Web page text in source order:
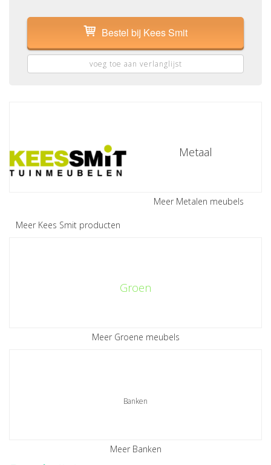
Bestel bij Kees Smit
voeg toe aan verlanglijst
Meer Kees Smit producten
Metaal
Meer Metalen meubels
Groen
Meer Groene meubels
Banken
Meer Banken